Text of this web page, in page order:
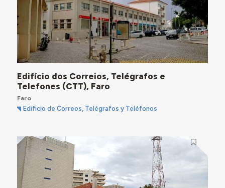
Edifício dos Correios, Telégrafos e
Telefones (CTT), Faro
Faro
Edificio de Correos, Telégrafos y Teléfonos